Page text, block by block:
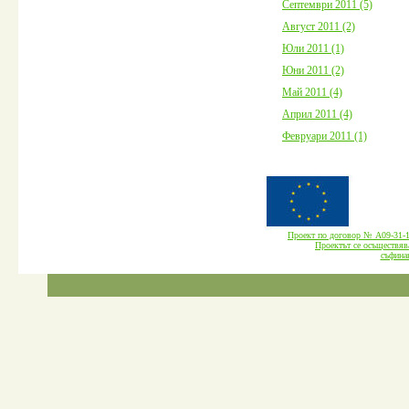
Септември 2011 (5)
Август 2011 (2)
Юли 2011 (1)
Юни 2011 (2)
Май 2011 (4)
Април 2011 (4)
Февруари 2011 (1)
Проект по договор № А09-
Проектът се